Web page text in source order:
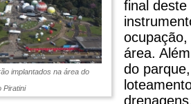
implantados na área do
Piratini
final
área.
do